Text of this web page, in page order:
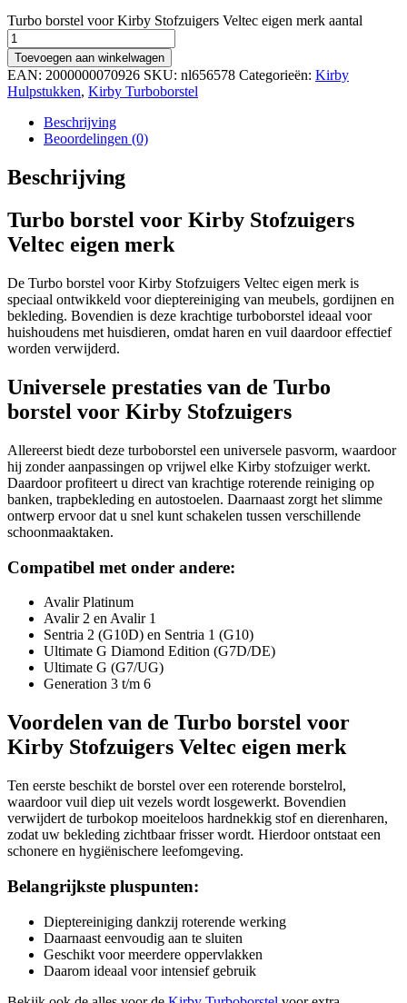
Turbo borstel voor Kirby Stofzuigers Veltec eigen merk aantal
Toevoegen aan winkelwagen
EAN: 2000000070926 SKU: nl656578 Categorieën: Kirby
Hulpstukken, Kirby Turboborstel
Beschrijving
Beoordelingen (0)
Beschrijving
Turbo borstel voor Kirby Stofzuigers
Veltec eigen merk
De Turbo borstel voor Kirby Stofzuigers Veltec eigen merk is
speciaal ontwikkeld voor dieptereiniging van meubels, gordijnen en
bekleding. Bovendien is deze krachtige turboborstel ideaal voor
huishoudens met huisdieren, omdat haren en vuil daardoor effectief
worden verwijderd.
Universele prestaties van de Turbo
borstel voor Kirby Stofzuigers
Allereerst biedt deze turboborstel een universele pasvorm, waardoor
hij zonder aanpassingen op vrijwel elke Kirby stofzuiger werkt.
Daardoor profiteert u direct van krachtige roterende reiniging op
banken, trapbekleding en autostoelen. Daarnaast zorgt het slimme
ontwerp ervoor dat u snel kunt schakelen tussen verschillende
schoonmaaktaken.
Compatibel met onder andere:
Avalir Platinum
Avalir 2 en Avalir 1
Sentria 2 (G10D) en Sentria 1 (G10)
Ultimate G Diamond Edition (G7D/DE)
Ultimate G (G7/UG)
Generation 3 t/m 6
Voordelen van de Turbo borstel voor
Kirby Stofzuigers Veltec eigen merk
Ten eerste beschikt de borstel over een roterende borstelrol,
waardoor vuil diep uit vezels wordt losgewerkt. Bovendien
verwijdert de turbokop moeiteloos hardnekkig stof en dierenharen,
zodat uw bekleding zichtbaar frisser wordt. Hierdoor ontstaat een
schonere en hygiënischere leefomgeving.
Belangrijkste pluspunten:
Dieptereiniging dankzij roterende werking
Daarnaast eenvoudig aan te sluiten
Geschikt voor meerdere oppervlakken
Daarom ideaal voor intensief gebruik